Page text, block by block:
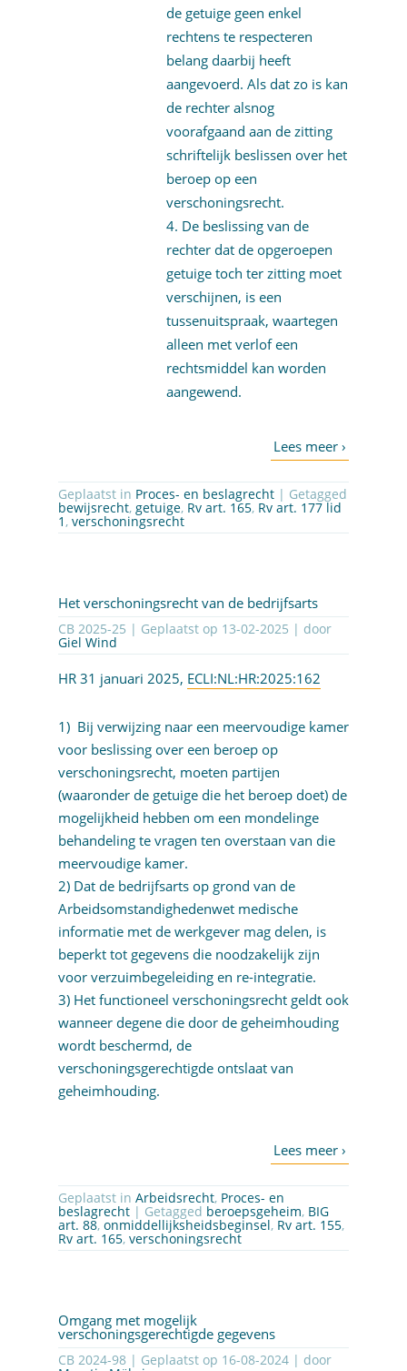
de getuige geen enkel
rechtens te respecteren
belang daarbij heeft
aangevoerd. Als dat zo is kan
de rechter alsnog
voorafgaand aan de zitting
schriftelijk beslissen over het
beroep op een
verschoningsrecht.
De beslissing van de
rechter dat de opgeroepen
getuige toch ter zitting moet
verschijnen, is een
tussenuitspraak, waartegen
alleen met verlof een
rechtsmiddel kan worden
aangewend.
Geplaatst in Proces- en beslagrecht | Getagged
bewijsrecht, getuige, Rv art. 165, Rv art. 177 lid
1 , verschoningsrecht
Het verschoningsrecht van de bedrijfsarts
CB 2025-25 | Geplaatst op 13-02-2025 | door
Giel Wind
HR 31 januari 2025, ECLI:NL:HR:2025:162
1) Bij verwijzing naar een meervoudige kamer
voor beslissing over een beroep op
verschoningsrecht, moeten partijen
(waaronder de getuige die het beroep doet) de
mogelijkheid hebben om een mondelinge
behandeling te vragen ten overstaan van die
meervoudige kamer.
2) Dat de bedrijfsarts op grond van de
Arbeidsomstandighedenwet medische
informatie met de werkgever mag delen, is
beperkt tot gegevens die noodzakelijk zijn
voor verzuimbegeleiding en re-integratie.
3) Het functioneel verschoningsrecht geldt ook
wanneer degene die door de geheimhouding
wordt beschermd, de
verschoningsgerechtigde ontslaat van
geheimhouding.
Geplaatst in Arbeidsrecht, Proces- en
beslagrecht | Getagged beroepsgeheim, BIG
art. 88, onmiddellijksheidsbeginsel, Rv art. 155,
Rv art. 165, verschoningsrecht
Omgang met mogelijk
verschoningsgerechtigde gegevens
CB 2024-98 | Geplaatst op 16-08-2024| door